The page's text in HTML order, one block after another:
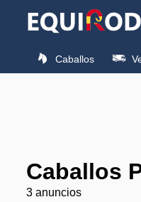
Caballos
Caballos
3 anuncios